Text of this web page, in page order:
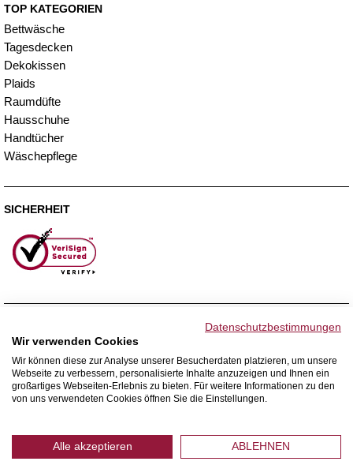
TOP KATEGORIEN
Bettwäsche
Tagesdecken
Dekokissen
Plaids
Raumdüfte
Hausschuhe
Handtücher
Wäschepflege
SICHERHEIT
WIR VERSENDEN MIT
Datenschutzbestimmungen
Wir verwenden Cookies
Wir können diese zur Analyse unserer Besucherdaten platzieren, um unsere
Webseite zu verbessern, personalisierte Inhalte anzuzeigen und Ihnen ein
großartiges Webseiten-Erlebnis zu bieten. Für weitere Informationen zu den
von uns verwendeten Cookies öffnen Sie die Einstellungen.
Alle akzeptieren ABLEHNEN